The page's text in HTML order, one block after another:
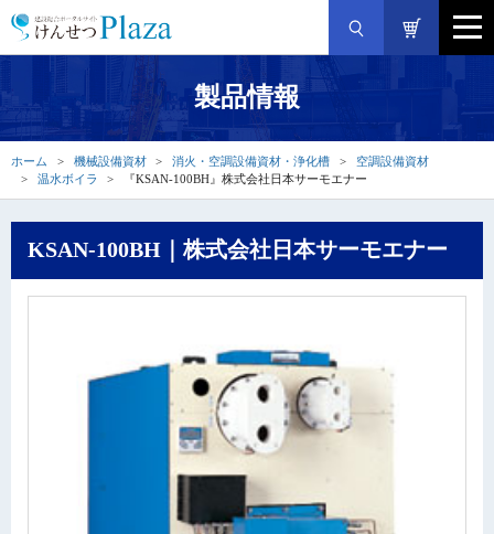
製品情報
ホーム 機械設備資材 消火・空調設備資材・浄化槽
空調設備資材
温水ボイラ
『KSAN-100BH』株式会社日本サーモエナー
KSAN-100BH｜株式会社日本サーモエナー